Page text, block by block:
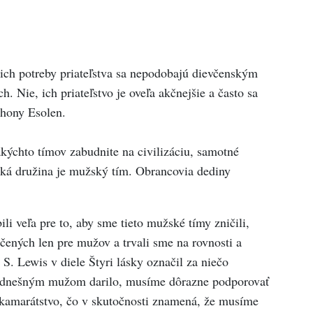
potreby priateľstva sa nepodobajú dievčenským
Nie, ich priateľstvo je oveľa akčnejšie a často sa
Esolen.
tímov zabudnite na civilizáciu, samotné
družina je mužský tím. Obrancovia dediny
veľa pre to, aby sme tieto mužské tímy zničili,
len pre mužov a trvali sme na rovnosti a
Lewis v diele Štyri lásky označil za niečo
mužom darilo, musíme dôrazne podporovať
čo v skutočnosti znamená, že musíme